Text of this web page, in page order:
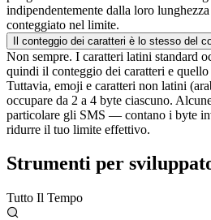
indipendentemente dalla loro
conteggiato nel limite.
Il conteggio dei caratteri è lo stesso del
Non sempre. I caratteri latini standard
quindi il conteggio dei caratteri e
Tuttavia, emoji e caratteri non latini
occupare da 2 a 4 byte ciascuno.
particolare gli SMS — contano i byte
ridurre il tuo limite effettivo.
Strumenti per
Tutto Il Tempo